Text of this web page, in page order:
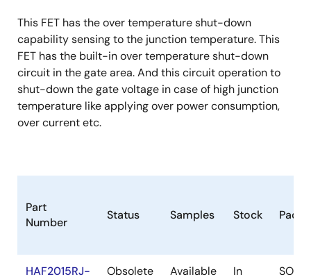
This FET has the over temperature shut-down
capability sensing to the junction temperature. This
FET has the built-in over temperature shut-down
circuit in the gate area. And this circuit operation to
shut-down the gate voltage in case of high junction
temperature like applying over power consumption,
over current etc.
Part
Number
Status Samples Stock
HAF2015RJ-
Obsolete Available
In
SOP